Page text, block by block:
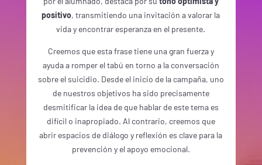
positivo, transmitiendo una invitación a valorar la
vida y encontrar esperanza en el presente.
Creemos que esta frase tiene una gran fuerza y
ayuda a romper el tabú en torno a la conversación
sobre el suicidio. Desde el inicio de la campaña, uno
de nuestros objetivos ha sido precisamente
desmitificar la idea de que hablar de este tema es
difícil o inapropiado. Al contrario, creemos que
abrir espacios de diálogo y reflexión es clave para la
prevención y el apoyo emocional.